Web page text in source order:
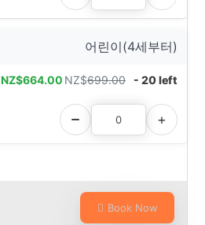
어린이(4세부터)
NZ$664.00 NZ$699.00 - 20 left
Book Now